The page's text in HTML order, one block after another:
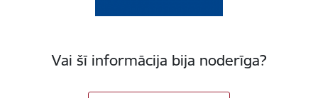
Vai šī informācija bija noderīga?